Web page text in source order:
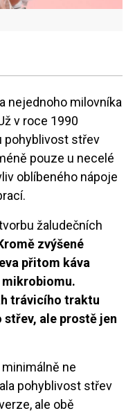
nejednoho milovníka
v roce 1990
pohyblivost střev
pouze u necelé
oblíbeného nápoje
žaludečních
zvýšené
přitom káva
trávicího traktu
ale prostě jen
ne
pohyblivost střev
ale obě